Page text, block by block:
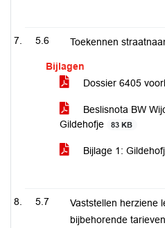
5.6 Toekennen
Bijlagen
Dossier 6405
Beslisnota BW
Gildehofje
83 KB
Bijlage 1:
5.7
Vaststellen herziene
bijbehorende